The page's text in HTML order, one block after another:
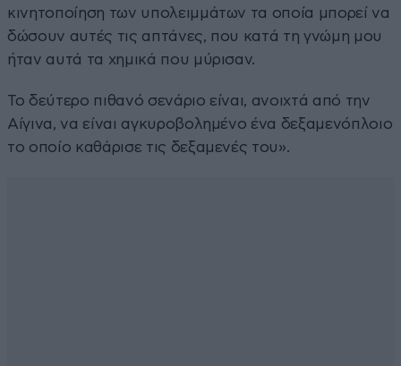
κινητοποίηση των υπολειμμάτων τα οποία μπορεί να
δώσουν αυτές τις απτάνες, που κατά τη γνώμη μου
ήταν αυτά τα χημικά που μύρισαν.
Το δεύτερο πιθανό σενάριο είναι, ανοιχτά από την
Αίγινα, να είναι αγκυροβολημένο ένα δεξαμενόπλοιο
το οποίο καθάρισε τις δεξαμενές του».